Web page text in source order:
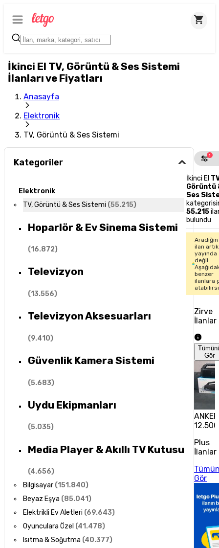
İkinci El TV, Görüntü & Ses Sistemi
İlanları ve Fiyatları
Anasayfa
Elektronik
TV, Görüntü & Ses Sistemi
Kategoriler
Elektronik
TV, Görüntü & Ses Sistemi (55.215)
Hoparlör & Ev Sinema Sistemi
(16.872)
Televizyon
(13.556)
Televizyon Aksesuarları
(9.410)
Güvenlik Kamera Sistemi
(5.683)
Uydu Ekipmanları
(5.035)
Media Player & Akıllı TV Kutusu
(4.656)
Bilgisayar (151.840)
Beyaz Eşya (85.041)
Elektrikli Ev Aletleri (69.643)
Oyunculara Özel (41.478)
Isıtma & Soğutma (40.377)
1
İkinci El
Görüntü
Ses
55.215
bulundu
Aradığın
ilan artık
yayında
değil.
benzer
ilanlara
Zirve
İlanlar
Gör
Plus
İlanlar
Gör